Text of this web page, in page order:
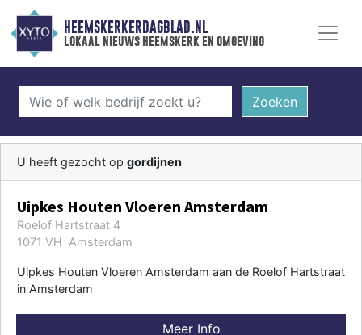
HEEMSKERKERDAGBLAD.NL
lokaal nieuws heemskerk en omgeving
Zoeken
U heeft gezocht op gordijnen
Uipkes Houten Vloeren Amsterdam
Roelof Hartstraat 4
1071 VH Amsterdam
Uipkes Houten Vloeren Amsterdam aan de Roelof Hartstraat
in Amsterdam
Meer Info